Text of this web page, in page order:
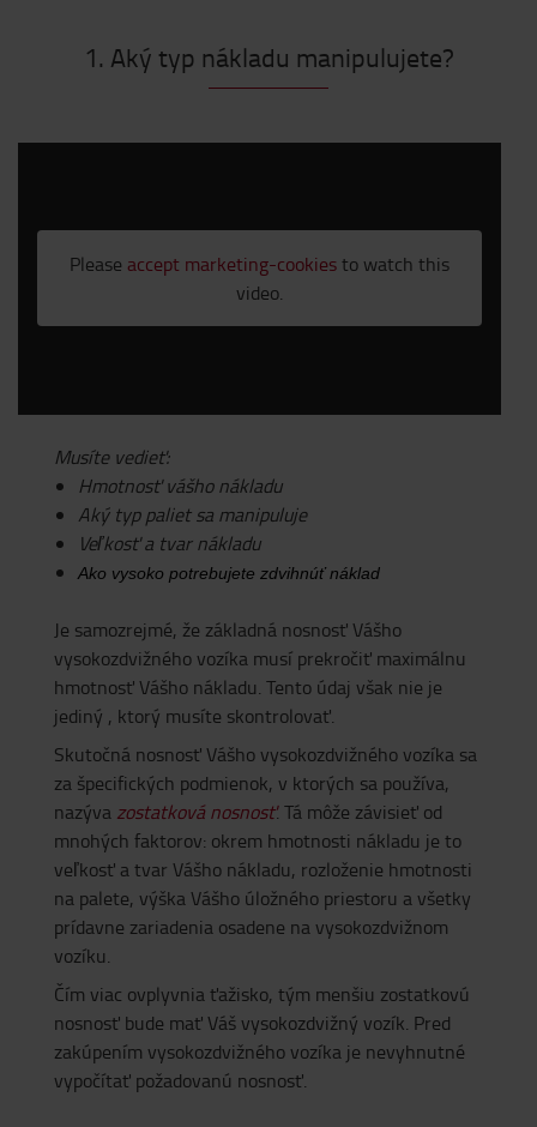
1. Aký typ nákladu manipulujete?
Please accept marketing-cookiesto watch this
video.
Musíte vedieť:
Hmotnosť vášho nákladu
Aký typ paliet sa manipuluje
Veľkosť a tvar nákladu
Ako vysoko potrebujete zdvihnúť náklad
Je samozrejmé, že základná nosnosť Vášho
vysokozdvižného vozíka musí prekročiť maximálnu
hmotnosť Vášho nákladu. Tento údaj však nie je
jediný , ktorý musíte skontrolovať.
Skutočná nosnosť Vášho vysokozdvižného vozíka sa
za špecifických podmienok, v ktorých sa používa,
nazýva zostatková nosnosť. Tá môže závisieť od
mnohých faktorov: okrem hmotnosti nákladu je to
veľkosť a tvar Vášho nákladu, rozloženie hmotnosti
na palete, výška Vášho úložného priestoru a všetky
prídavne zariadenia osadene na vysokozdvižnom
vozíku.
Čím viac ovplyvnia ťažisko, tým menšiu zostatkovú
nosnosť bude mať Váš vysokozdvižný vozík. Pred
zakúpením vysokozdvižného vozíka je nevyhnutné
vypočítať požadovanú nosnosť.